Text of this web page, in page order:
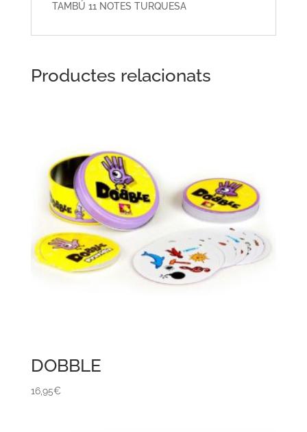
TAMBÚ 11 NOTES TURQUESA
Productes relacionats
DOBBLE
16,95€